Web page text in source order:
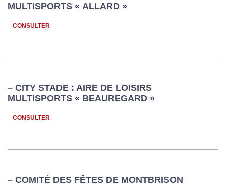
MULTISPORTS « ALLARD »
CONSULTER
– CITY STADE : AIRE DE LOISIRS
MULTISPORTS « BEAUREGARD »
CONSULTER
– COMITÉ DES FÊTES DE MONTBRISON